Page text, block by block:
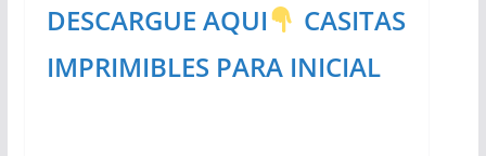
DESCARGUE AQUI
CASITAS
IMPRIMIBLES PARA INICIAL